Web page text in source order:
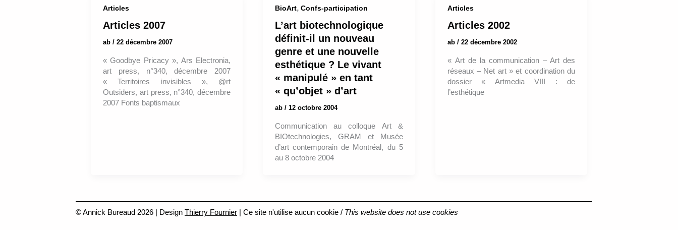
Articles
Articles 2007
ab / 22 décembre 2007
« Goodbye Pricacy », Ars Electronia,
art press, n°340, décembre 2007
« Territoires invisibles », @rt
Outsiders, art press, n°340, décembre
2007 Fonts baptismaux
BioArt,Confs-participation
L’art biotechnologique
définit-il un nouveau
genre et une nouvelle
esthétique ? Le vivant
« manipulé » en tant
« qu’objet » d’art
ab/12 octobre 2004
Communication au colloque Art &
BIOtechnologies, GRAM et Musée
d’art contemporain de Montréal, du 5
au 8 octobre 2004
Articles
Articles 2002
ab / 22 décembre 2002
« Art de la communication – Art des
réseaux – Net art » et coordination du
dossier « Artmedia VIII : de
l’esthétique
© Annick Bureaud 2026 | Design Thierry Fournier | Ce site n'utilise aucun cookie / This website does not use cookies